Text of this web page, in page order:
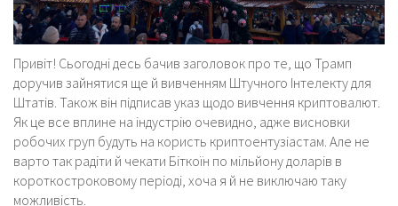
Привіт! Сьогодні десь бачив заголовок про те, що Трамп
доручив зайнятися ще й вивченням Штучного Інтелекту для
Штатів. Також він підписав указ щодо вивчення криптовалют.
Як це все вплине на індустрію очевидно, адже висновки
робочих груп будуть на користь криптоентузіастам. Але не
варто так радіти й чекати Біткоїн по мільйону доларів в
короткостроковому періоді, хоча я й не виключаю таку
можливість.